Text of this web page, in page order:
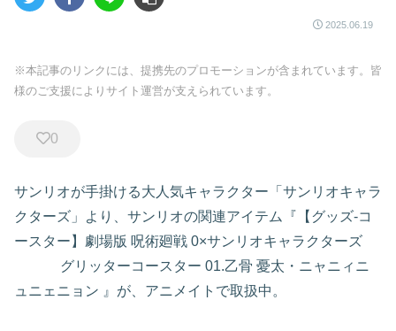
2025.06.19
※本記事のリンクには、提携先のプロモーションが含まれています。皆
様のご支援によりサイト運営が支えられています。
0
サンリオが手掛ける大人気キャラクター「サンリオキャラ
クターズ」より、サンリオの関連アイテム『【グッズ-コ
ースター】劇場版 呪術廻戦 0×サンリオキャラクターズ
グリッターコースター 01.乙骨 憂太・ニャニィニ
ュニェニョン 』が、アニメイトで取扱中。